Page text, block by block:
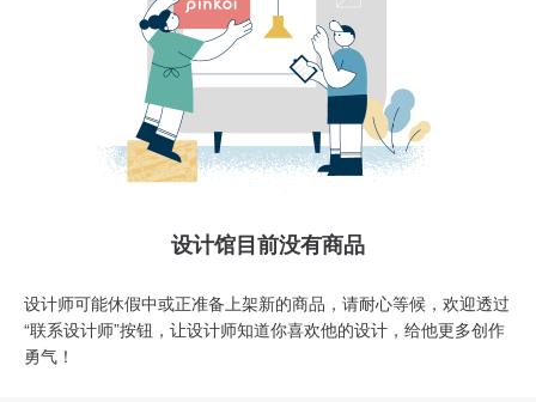
设计馆目前没有商品
设计师可能休假中或正准备上架新的商品，请耐心等候，欢迎透过
“联系设计师”按钮，让设计师知道你喜欢他的设计，给他更多创作
勇气！